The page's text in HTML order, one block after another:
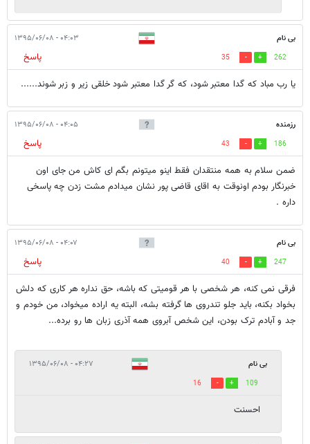
بی نام ۰۴:۰۳ - ۱۳۹۵/۰۶/۰۸
262
35
پاسخ
یا رب مباد که گدا معتبر شود، که گر گدا معتبر شود خلقی زیر و زبر شوند......
رزمنده ۰۴:۰۵ - ۱۳۹۵/۰۶/۰۸
186
43
پاسخ
ضمن سلام به همه منتقدان فقط اینو میتونم بگم ای کاش من جای اون
خبرنگار بودم اونوقت به اقای قاضی پور نشان میدادم مشت زدن چه پاسخی
داره .
بی نام ۰۴:۰۷ - ۱۳۹۵/۰۶/۰۸
247
40
پاسخ
فرقی نمی کنه، هر شخصی با هر قومیتی که باشه، حق نداره هر کاری که دلش
بخواد بکنه، باید جلو تندروی ها گرفته بشه، البته یه اراده میخواد، من خودم و
جد و آبادم ترک بودن، این شخص آبروی همه آذری زبان ها رو برده...
بی نام ۰۴:۲۷ - ۱۳۹۵/۰۶/۰۸
109
16
احسنت